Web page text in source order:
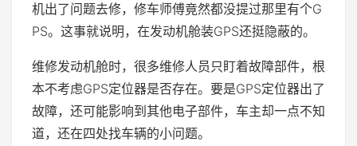
机出了问题去修，修车师傅竟然都没提过那里有个G
PS。这事就说明，在发动机舱装GPS还挺隐蔽的。
维修发动机舱时，很多维修人员只盯着故障部件，根
本不考虑GPS定位器是否存在。要是GPS定位器出了
故障，还可能影响到其他电子部件，车主却一点不知
道，还在四处找车辆的小问题。